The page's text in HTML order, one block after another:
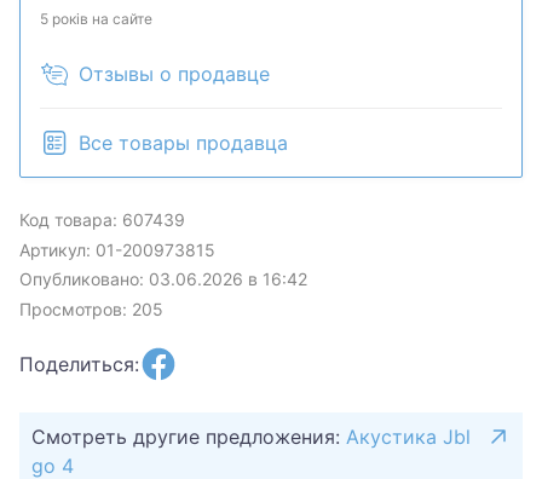
5 років на сайте
Отзывы о продавце
Все товары продавца
Код товара: 607439
Артикул: 01-200973815
Опубликовано: 03.06.2026 в 16:42
Просмотров: 205
Поделиться:
Смотреть другие предложения: Акустика Jbl
go 4